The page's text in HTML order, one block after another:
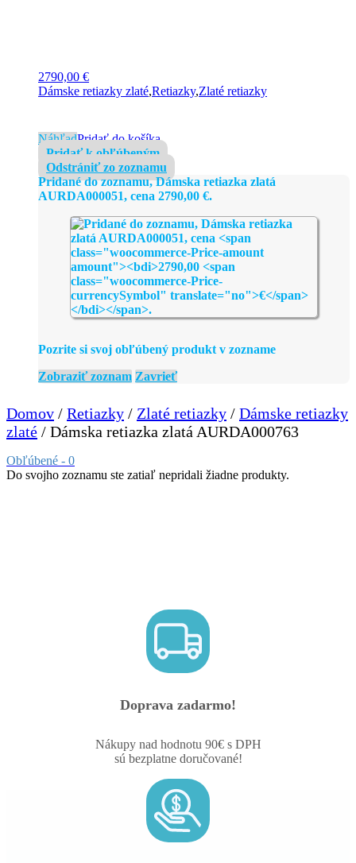
2790,00 €
Dámske retiazky zlaté,Retiazky,Zlaté retiazky
NáhľadPridať do košíka
Pridať k obľúbeným
Odstrániť zo zoznamu
Pridané do zoznamu, Dámska retiazka zlatá
AURDA000051, cena 2790,00 €.
Pozrite si svoj obľúbený produkt v zozname
Zobraziť zoznam Zavrieť
Domov / Retiazky / Zlaté retiazky / Dámske retiazky
zlaté / Dámska retiazka zlatá AURDA000763
Obľúbené - 0
Do svojho zoznamu ste zatiaľ nepridali žiadne produkty.
Doprava zadarmo!
Nákupy nad hodnotu 90€ s DPH
sú bezplatne doručované!